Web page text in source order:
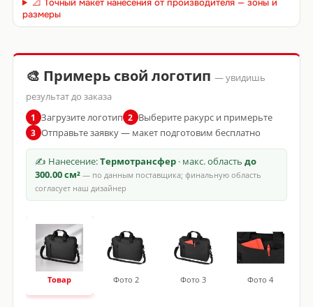
📐 Точный макет нанесения от производителя — зоны и
размеры
🎨 Примерь свой логотип — увидишь
результат до заказа
1 Загрузите логотип 2 Выберите ракурс и примерьте
3 Отправьте заявку — макет подготовим бесплатно
✍ Нанесение:Термотрансфер· макс. область до
300.00 см²— по данным поставщика; финальную область
согласует наш дизайнер
Товар Фото 2 Фото 3 Фото 4